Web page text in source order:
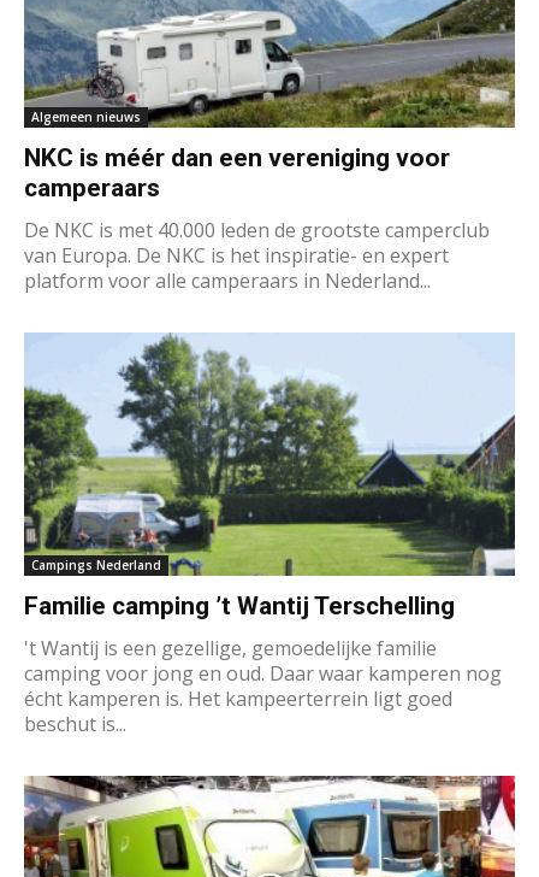
Algemeen nieuws
NKC is méér dan een vereniging voor
camperaars
De NKC is met 40.000 leden de grootste camperclub
van Europa. De NKC is het inspiratie- en expert
platform voor alle camperaars in Nederland...
Campings Nederland
Familie camping ’t Wantij Terschelling
't Wantij is een gezellige, gemoedelijke familie
camping voor jong en oud. Daar waar kamperen nog
écht kamperen is. Het kampeerterrein ligt goed
beschut is...